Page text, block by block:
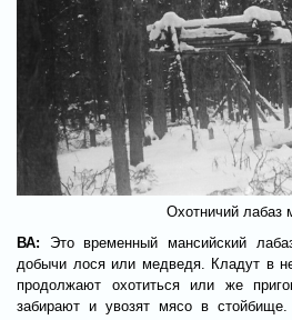
Охотничий лабаз
ВА: Это временный мансийский
добычи лося или медведя. Кладут в
продолжают охотиться или же
забирают и увозят мясо в